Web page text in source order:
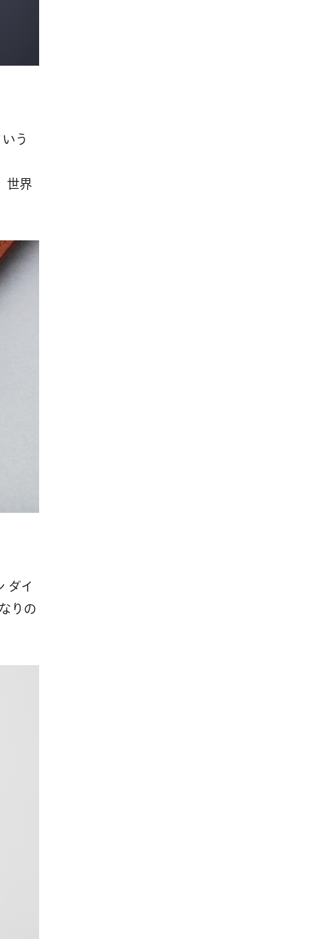
う
世界
ダイ
りの